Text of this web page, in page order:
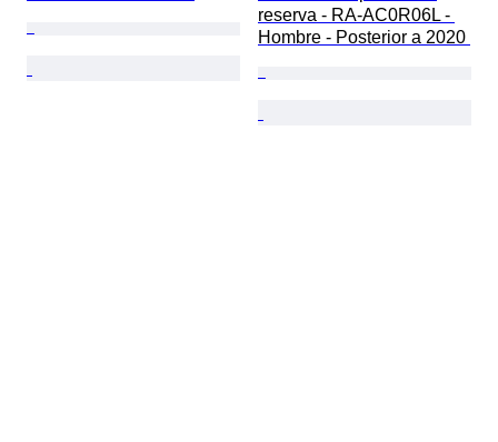
reserva - RA-AC0R06L -
Hombre - Posterior a 2020